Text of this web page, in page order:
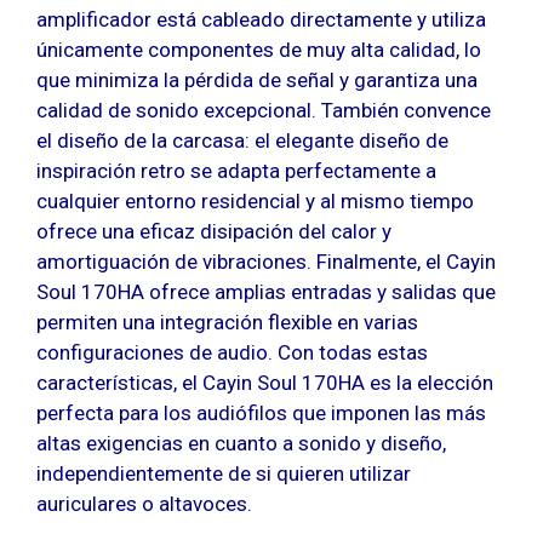
amplificador está cableado directamente y utiliza
únicamente componentes de muy alta calidad, lo
que minimiza la pérdida de señal y garantiza una
calidad de sonido excepcional. También convence
el diseño de la carcasa: el elegante diseño de
inspiración retro se adapta perfectamente a
cualquier entorno residencial y al mismo tiempo
ofrece una eficaz disipación del calor y
amortiguación de vibraciones. Finalmente, el Cayin
Soul 170HA ofrece amplias entradas y salidas que
permiten una integración flexible en varias
configuraciones de audio. Con todas estas
características, el Cayin Soul 170HA es la elección
perfecta para los audiófilos que imponen las más
altas exigencias en cuanto a sonido y diseño,
independientemente de si quieren utilizar
auriculares o altavoces.